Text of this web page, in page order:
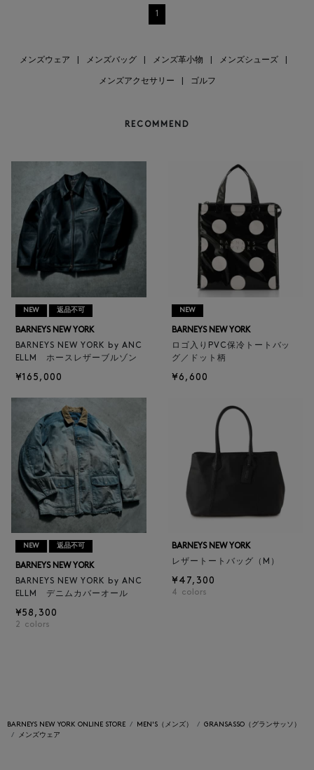
1
メンズウェア メンズバッグ メンズ革小物 メンズシューズ
メンズアクセサリー ゴルフ
RECOMMEND
NEW 返品不可
BARNEYS NEW YORK
BARNEYS NEW YORK by ANC
ELLM ホースレザーブルゾン
¥165,000
NEW
BARNEYS NEW YORK
ロゴ入りPVC保冷トートバッ
グ／ドット柄
¥6,600
NEW 返品不可
BARNEYS NEW YORK
BARNEYS NEW YORK by ANC
ELLM デニムカバーオール
¥58,300
2 colors
BARNEYS NEW YORK
レザートートバッグ（M）
¥47,300
4 colors
BARNEYS NEW YORK ONLINE STORE MEN'S（メンズ）
GRANSASSO（グランサッソ）
メンズウェア